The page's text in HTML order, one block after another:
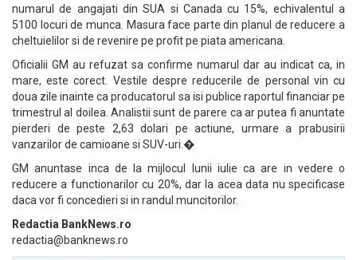
numarul de angajati din SUA si Canada cu 15%, echivalentul a
5100 locuri de munca. Masura face parte din planul de reducere a
cheltuielilor si de revenire pe profit pe piata americana.
Oficialii GM au refuzat sa confirme numarul dar au indicat ca, in
mare, este corect. Vestile despre reducerile de personal vin cu
doua zile inainte ca producatorul sa isi publice raportul financiar pe
trimestrul al doilea. Analistii sunt de parere ca ar putea fi anuntate
pierderi de peste 2,63 dolari pe actiune, urmare a prabusirii
vanzarilor de camioane si SUV-uri.�
GM anuntase inca de la mijlocul lunii iulie ca are in vedere o
reducere a functionarilor cu 20%, dar la acea data nu specificase
daca vor fi concedieri si in randul muncitorilor.
Redactia BankNews.ro
redactia@banknews.ro